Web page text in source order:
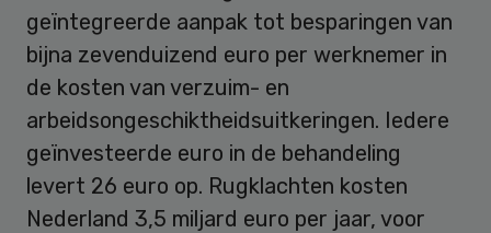
geïntegreerde aanpak tot besparingen van
bijna zevenduizend euro per werknemer in
de kosten van verzuim- en
arbeidsongeschiktheidsuitkeringen. Iedere
geïnvesteerde euro in de behandeling
levert 26 euro op. Rugklachten kosten
Nederland 3,5 miljard euro per jaar, voor